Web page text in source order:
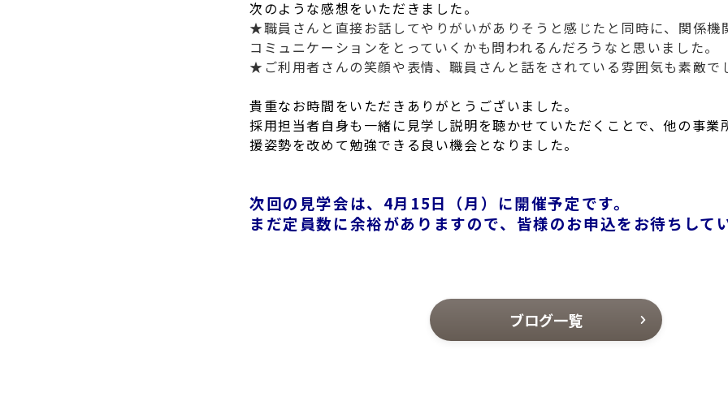
次のような感想をいただきました。
★職員さんと直接お話してやりがいがありそうと感じたと同時に、関係機
コミュニケーションをとっていくかも問われるんだろうなと思いました。
★ご利用者さんの笑顔や表情、職員さんと話をされている雰囲気も素敵で
貴重なお時間をいただきありがとうございました。
採用担当者自身も一緒に見学し説明を聴かせていただくことで、他の事業
援姿勢を改めて勉強できる良い機会となりました。
次回の見学会は、4月15日（月）に開催予定です。
まだ定員数に余裕がありますので、皆様のお申込をお待ちして
ブログ一覧